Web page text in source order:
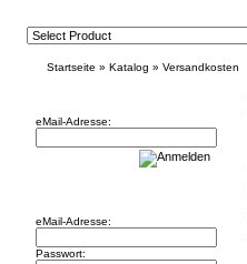
Startseite » Katalog » Versandkosten
eMail-Adresse:
eMail-Adresse:
Passwort: